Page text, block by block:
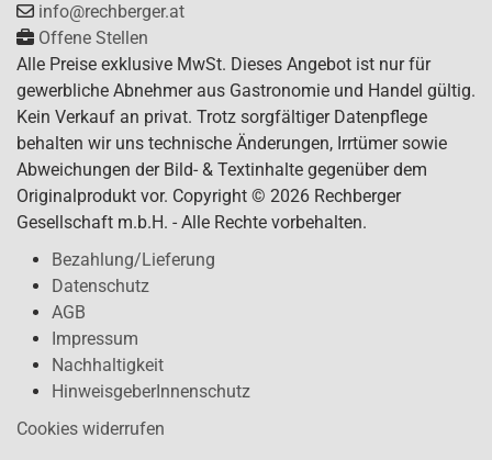
info@rechberger.at
Offene Stellen
Alle Preise exklusive MwSt. Dieses Angebot ist nur für
gewerbliche Abnehmer aus Gastronomie und Handel gültig.
Kein Verkauf an privat. Trotz sorgfältiger Datenpflege
behalten wir uns technische Änderungen, Irrtümer sowie
Abweichungen der Bild- & Textinhalte gegenüber dem
Originalprodukt vor. Copyright © 2026 Rechberger
Gesellschaft m.b.H. - Alle Rechte vorbehalten.
Bezahlung/Lieferung
Datenschutz
AGB
Impressum
Nachhaltigkeit
HinweisgeberInnenschutz
Cookies widerrufen